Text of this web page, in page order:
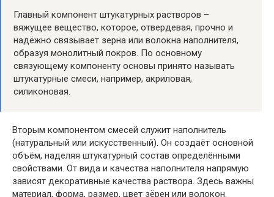
Главный компонент штукатурных растворов –
вяжущее вещество, которое, отвердевая, прочно и
надёжно связывает зерна или волокна наполнителя,
образуя монолитный покров. По основному
связующему компоненту основы принято называть
штукатурные смеси, например, акриловая,
силиконовая.
Вторым компонентом смесей служит наполнитель
(натуральный или искусственный). Он создаёт основной
объём, наделяя штукатурный состав определёнными
свойствами. От вида и качества наполнителя напрямую
зависят декоративные качества раствора. Здесь важны
материал, форма, размер, цвет зёрен или волокон.